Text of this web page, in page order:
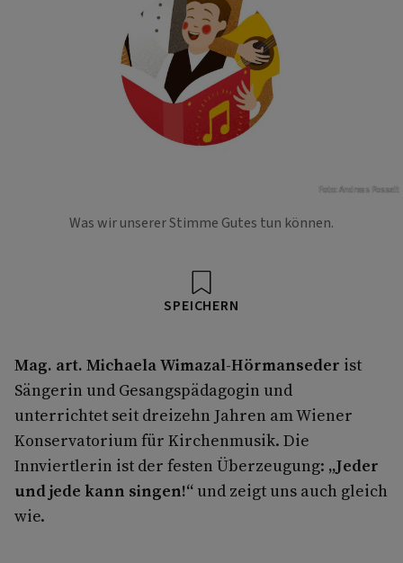
Foto: Andreas Posselt
Was wir unserer Stimme Gutes tun können.
SPEICHERN
Mag. art. Michaela Wimazal-Hörmanseder ist
Sängerin und Gesangspädagogin und
unterrichtet seit dreizehn Jahren am Wiener
Konservatorium für Kirchenmusik. Die
Innviertlerin ist der festen Überzeugung: „Jeder
und jede kann singen!“ und zeigt uns auch gleich
wie.